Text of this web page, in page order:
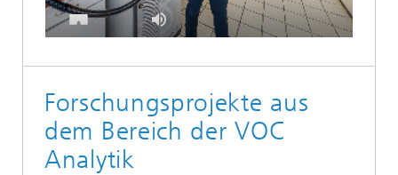
Forschungsprojekte aus
dem Bereich der VOC
Analytik